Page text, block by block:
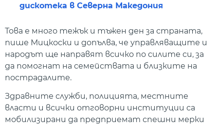
дискотека в Северна Македония
Това е много тежък и тъжен ден за страната,
пише Мицкоски и допълва, че управляващите и
народът ще направят всичко по силите си, за
да помогнат на семействата и близките на
пострадалите.
Здравните служби, полицията, местните
власти и всички отговорни институции са
мобилизирани да предприемат спешни мерки